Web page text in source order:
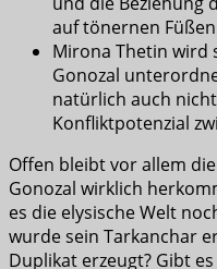
auf tönernen
Mirona Thetin wird
Gonozal
natürlich auch
Konfliktpotenzial
Offen bleibt vor allem
Gonozal wirklich
es die elysische Welt
wurde sein Tarkanchar
Duplikat erzeugt? Gibt